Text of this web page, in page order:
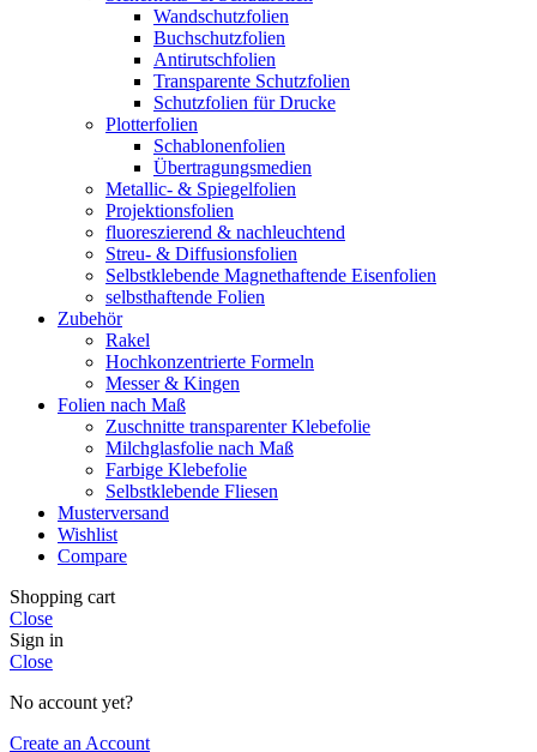
Wandschutzfolien
Buchschutzfolien
Antirutschfolien
Transparente Schutzfolien
Schutzfolien für Drucke
Plotterfolien
Schablonenfolien
Übertragungsmedien
Metallic- & Spiegelfolien
Projektionsfolien
fluoreszierend & nachleuchtend
Streu- & Diffusionsfolien
Selbstklebende Magnethaftende Eisenfolien
selbsthaftende Folien
Zubehör
Rakel
Hochkonzentrierte Formeln
Messer & Kingen
Folien nach Maß
Zuschnitte transparenter Klebefolie
Milchglasfolie nach Maß
Farbige Klebefolie
Selbstklebende Fliesen
Musterversand
Wishlist
Compare
Shopping cart
Close
Sign in
Close
No account yet?
Create an Account